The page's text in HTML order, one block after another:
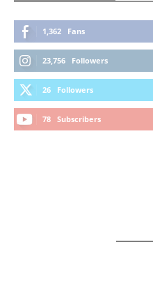
1,362 Fans
23,756 Followers
26 Followers
78 Subscribers